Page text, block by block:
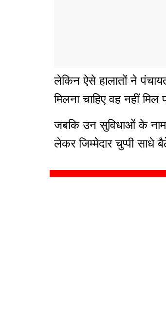
लेकिन ऐसे हालातों ने
मिलना चाहिए वह नहीं मिल
जबकि उन सुविधाओं के नाम
लेकर जिम्मेदार चुप्पी साधे